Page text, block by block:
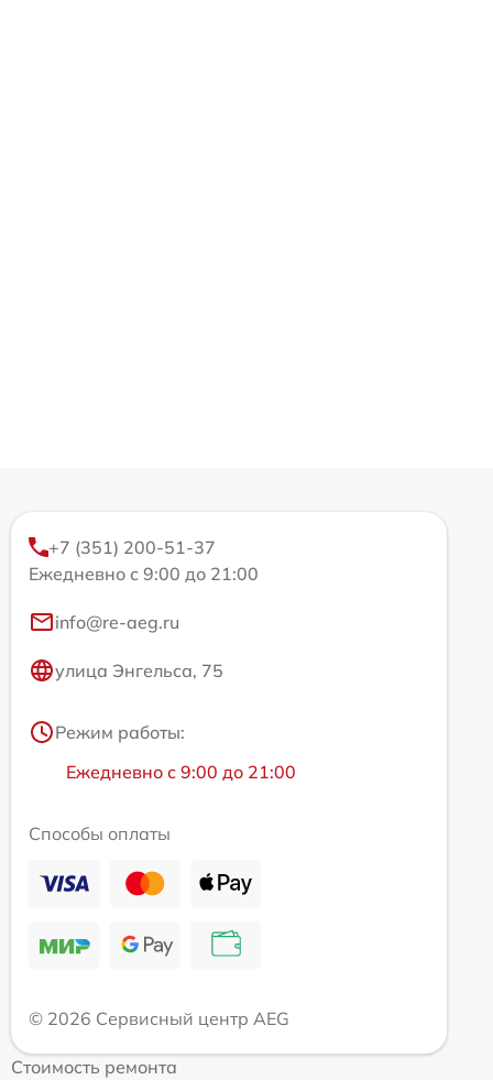
+7 (351) 200-51-37
Ежедневно с 9:00 до 21:00
info@re-aeg.ru
улица Энгельса, 75
Режим работы:
Ежедневно с 9:00 до 21:00
Способы оплаты
© 2026 Сервисный центр AEG
Стоимость ремонта